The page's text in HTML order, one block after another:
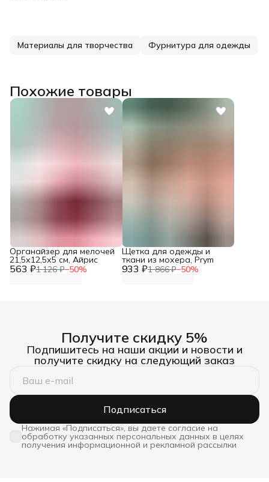
Материалы для творчества Фурнитура для одежды
Похожие товары
563 ₽1 126 ₽−50%
Органайзер для мелочей
21,5х12,5х5 см, Айрис
933 ₽1 866 ₽−50%
Щетка для одежды и
ткани из мохера, Prym
Получите скидку 5%
Подпишитесь на наши акции и новости и
получите скидку на следующий заказ
Подписаться
Нажимая «Подписаться», вы даете согласие на
обработку указанных персональных данных в целях
получения информационной и рекламной рассылки